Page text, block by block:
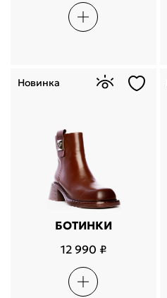
БОТИНКИ
12 990 ₽
Новинка